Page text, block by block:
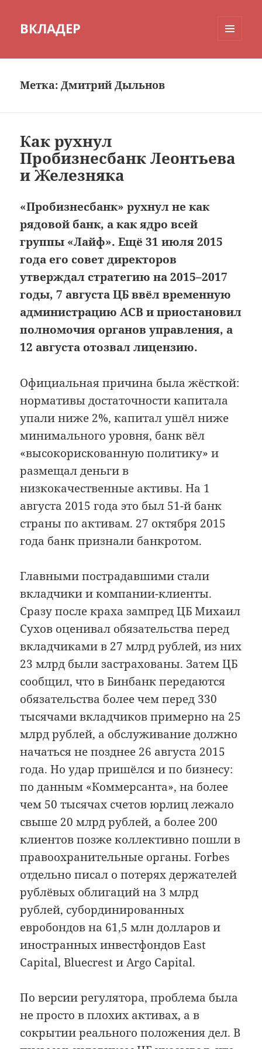
ВКЛАДЕР
Метка:Дмитрий Дыльнов
Как рухнул
Пробизнесбанк Леонтьева
и Железняка
«Пробизнесбанк» рухнул не как
рядовой банк, а как ядро всей
группы «Лайф». Ещё 31 июля 2015
года его совет директоров
утверждал стратегию на 2015–2017
годы, 7 августа ЦБ ввёл временную
администрацию АСВ и приостановил
полномочия органов управления, а
12 августа отозвал лицензию.
Официальная причина была жёсткой:
нормативы достаточности капитала
упали ниже 2%, капитал ушёл ниже
минимального уровня, банк вёл
«высокорискованную политику» и
размещал деньги в
низкокачественные активы. На 1
августа 2015 года это был 51-й банк
страны по активам. 27 октября 2015
года банк признали банкротом.
Главными пострадавшими стали
вкладчики и компании-клиенты.
Сразу после краха зампред ЦБ Михаил
Сухов оценивал обязательства перед
вкладчиками в 27 млрд рублей, из них
23 млрд были застрахованы. Затем ЦБ
сообщил, что в Бинбанк передаются
обязательства более чем перед 330
тысячами вкладчиков примерно на 25
млрд рублей, а обслуживание должно
начаться не позднее 26 августа 2015
года. Но удар пришёлся и по бизнесу:
по данным «Коммерсанта», на более
чем 50 тысячах счетов юрлиц лежало
свыше 20 млрд рублей, а более 200
клиентов позже коллективно пошли в
правоохранительные органы. Forbes
отдельно писал о потерях держателей
рублёвых облигаций на 3 млрд
рублей, субординированных
евробондов на 61,5 млн долларов и
иностранных инвестфондов East
Capital, Bluecrest и Argo Capital.
По версии регулятора, проблема была
не просто в плохих активах, а в
сокрытии реального положения дел. В